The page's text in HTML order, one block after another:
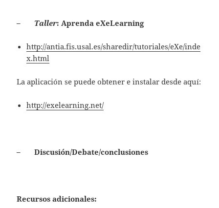
– Taller: Aprenda eXeLearning
http://antia.fis.usal.es/sharedir/tutoriales/eXe/inde
x.html
La aplicación se puede obtener e instalar desde aquí:
http://exelearning.net/
– Discusión/Debate/conclusiones
Recursos adicionales: